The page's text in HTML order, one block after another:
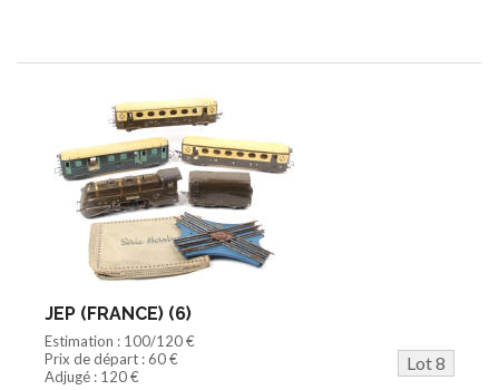
JEP (FRANCE) (6)
Estimation : 100/120 €
Prix de départ : 60 €
Lot 8
Adjugé : 120 €